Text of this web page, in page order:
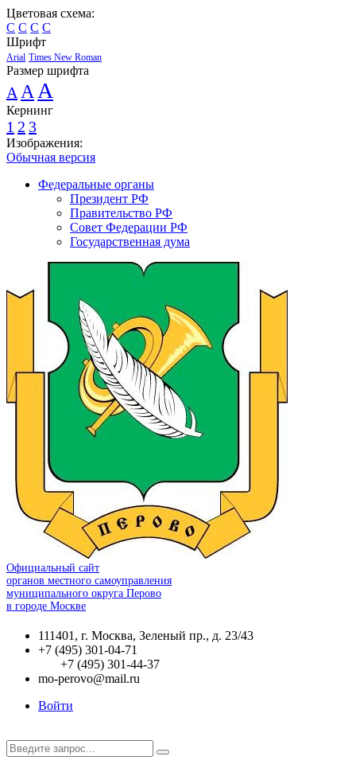
Цветовая схема:
C C C C
Шрифт
Arial Times New Roman
Размер шрифта
A A A
Кернинг
1 2 3
Изображения:
Обычная версия
Федеральные органы
Президент РФ
Правительство РФ
Совет Федерации РФ
Государственная дума
Официальный сайт
органов местного самоуправления
муниципального округа Перово
в городе Москве
111401, г. Москва, Зеленый пр., д. 23/43
+7 (495) 301-04-71
+7 (495) 301-44-37
mo-perovo@mail.ru
Войти